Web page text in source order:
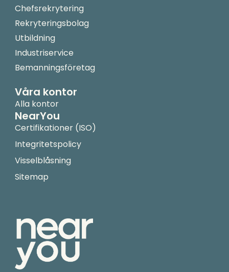
Chefsrekrytering
Rekryteringsbolag
Utbildning
Industriservice
Bemanningsföretag
Våra kontor
Alla kontor
NearYou
Certifikationer (ISO)
Integritetspolicy
Visselblåsning
Sitemap